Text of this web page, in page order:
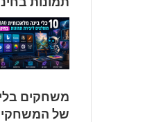
משחקים
של המשחקים